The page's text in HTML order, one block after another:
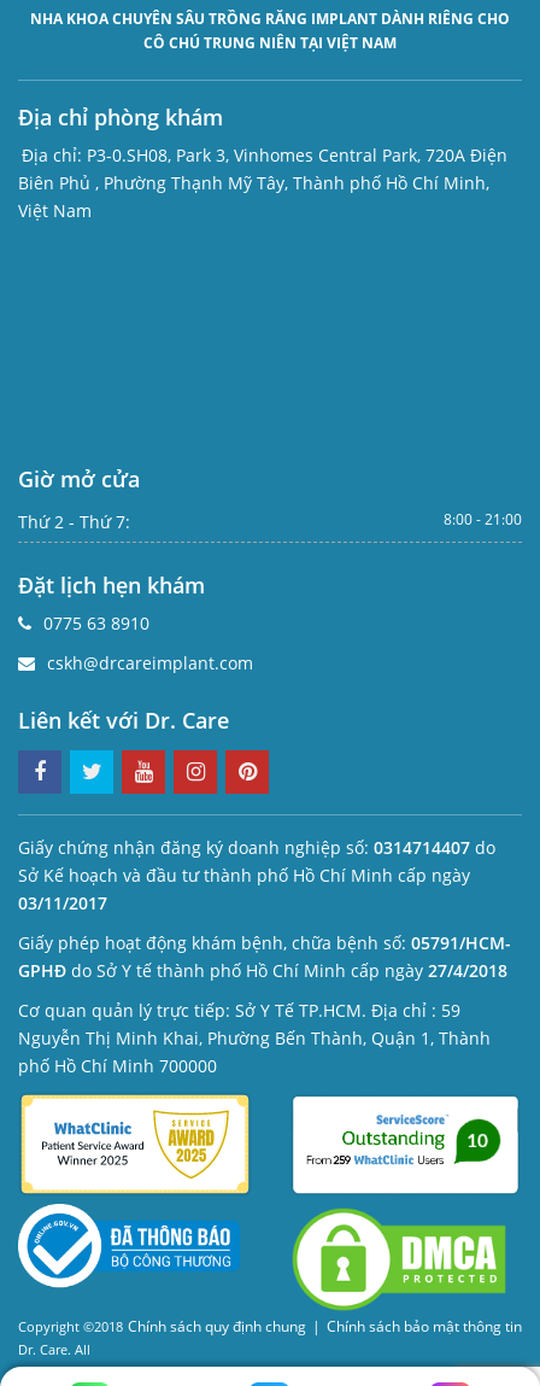
NHA KHOA CHUYÊN SÂU TRỒNG RĂNG IMPLANT DÀNH RIÊNG CHO
CÔ CHÚ TRUNG NIÊN TẠI VIỆT NAM
Địa chỉ phòng khám
Địa chỉ: P3-0.SH08, Park 3, Vinhomes Central Park, 720A Điện
Biên Phủ , Phường Thạnh Mỹ Tây, Thành phố Hồ Chí Minh,
Việt Nam
Giờ mở cửa
Thứ 2 - Thứ 7: 8:00 - 21:00
Đặt lịch hẹn khám
0775 63 8910
cskh@drcareimplant.com
Liên kết với Dr. Care
Giấy chứng nhận đăng ký doanh nghiệp số: 0314714407 do
Sở Kế hoạch và đầu tư thành phố Hồ Chí Minh cấp ngày
03/11/2017
Giấy phép hoạt động khám bệnh, chữa bệnh số: 05791/HCM-
GPHĐ do Sở Y tế thành phố Hồ Chí Minh cấp ngày 27/4/2018
Cơ quan quản lý trực tiếp: Sở Y Tế TP.HCM. Địa chỉ : 59
Nguyễn Thị Minh Khai, Phường Bến Thành, Quận 1, Thành
phố Hồ Chí Minh 700000
Chính sách quy định chung | Chính sách bảo mật thông tin
Copyright ©2018
Dr. Care. All
Rights Reserved